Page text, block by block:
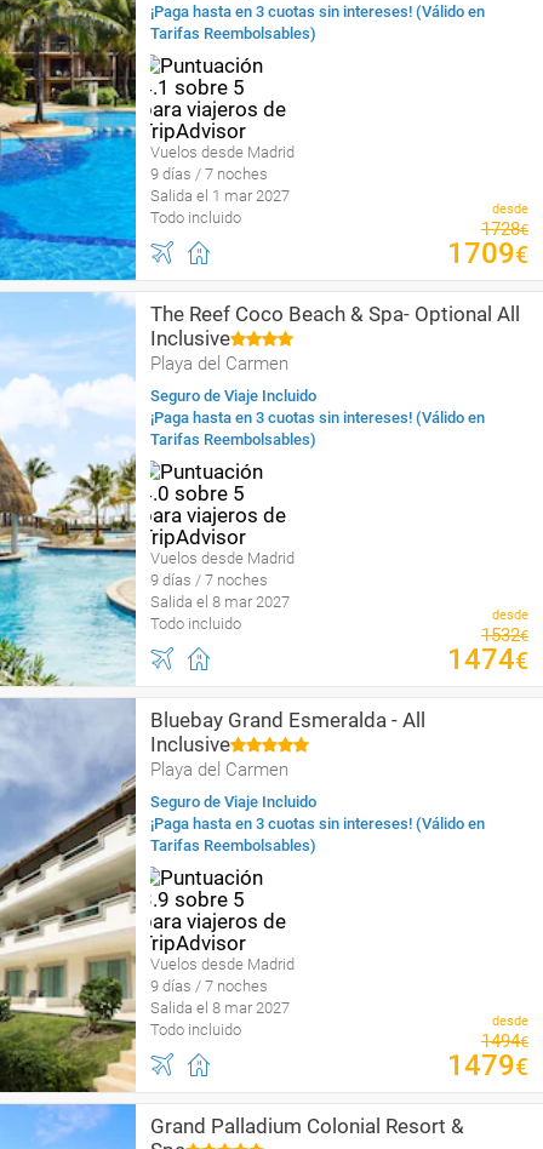
¡Paga hasta en 3 cuotas sin intereses! (Válido en
Tarifas Reembolsables)
Vuelos desde Madrid
9 días / 7 noches
Salida el 1 mar 2027
Todo incluido
desde
1728€
1709€
The Reef Coco Beach & Spa- Optional All
Inclusive
Playa del Carmen
Seguro de Viaje Incluido
¡Paga hasta en 3 cuotas sin intereses! (Válido en
Tarifas Reembolsables)
Vuelos desde Madrid
9 días / 7 noches
Salida el 8 mar 2027
Todo incluido
desde
1532€
1474€
Bluebay Grand Esmeralda - All
Inclusive
Playa del Carmen
Seguro de Viaje Incluido
¡Paga hasta en 3 cuotas sin intereses! (Válido en
Tarifas Reembolsables)
Vuelos desde Madrid
9 días / 7 noches
Salida el 8 mar 2027
Todo incluido
desde
1494€
1479€
Grand Palladium Colonial Resort &